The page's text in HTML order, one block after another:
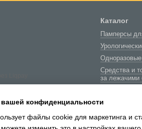
Каталог
Памперсы
Средства и
за лежачими
материалы
конфиденциальности
файлы cookie для маркетинга и